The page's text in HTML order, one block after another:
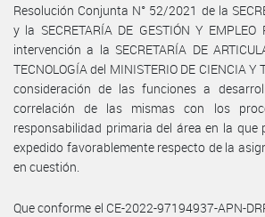
Resolución Conjunta N° 52/2021 de la
y la SECRETARÍA DE GESTIÓN Y
intervención a la SECRETARÍA DE
TECNOLOGÍA del MINISTERIO DE CIENCIA Y
consideración de las funciones a
correlación de las mismas con los
responsabilidad primaria del área en la que
expedido favorablemente respecto de la
en cuestión.
Que conforme el CE-2022-97194937-APN-